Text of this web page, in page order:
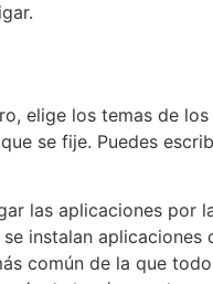
elige los temas de
se fije. Puedes
las aplicaciones por
instalan aplicaciones
común de la que